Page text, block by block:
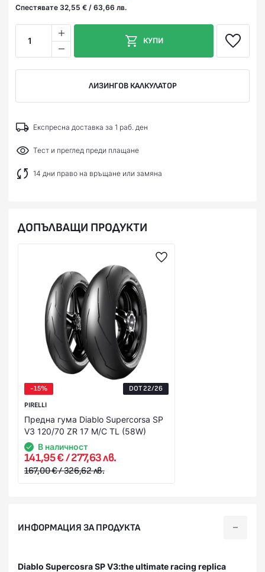
Спестявате 32,55 € / 63,66 лв.
1 КУПИ
ЛИЗИНГОВ КАЛКУЛАТОР
Експресна доставка за 1 раб. ден
Тест и преглед преди плащане
14 дни право на връщане или замяна
ДОПЪЛВАЩИ ПРОДУКТИ
-15%
DOT 22/26
PIRELLI
Предна гума Diablo Supercorsa SP
V3 120/70 ZR 17 M/C TL (58W)
В наличност
141,95 € / 277,63 лв.
167,00 € / 326,62 лв.
ИНФОРМАЦИЯ ЗА ПРОДУКТА
Diablo Supercosra SP V3:the ultimate racing replica